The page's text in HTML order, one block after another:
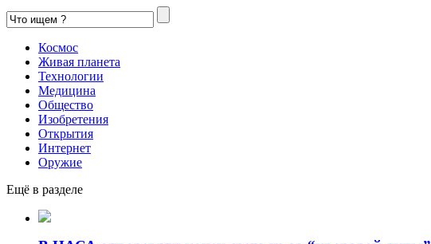
Космос
Живая планета
Технологии
Медицина
Общество
Изобретения
Открытия
Интернет
Оружие
Ещё в разделе